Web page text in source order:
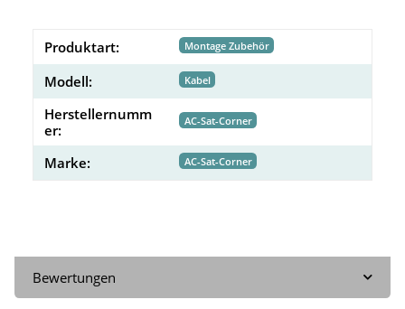
Produktart: Montage Zubehör
Modell: Kabel
Herstellernumm
er:
AC-Sat-Corner
Marke: AC-Sat-Corner
Bewertungen